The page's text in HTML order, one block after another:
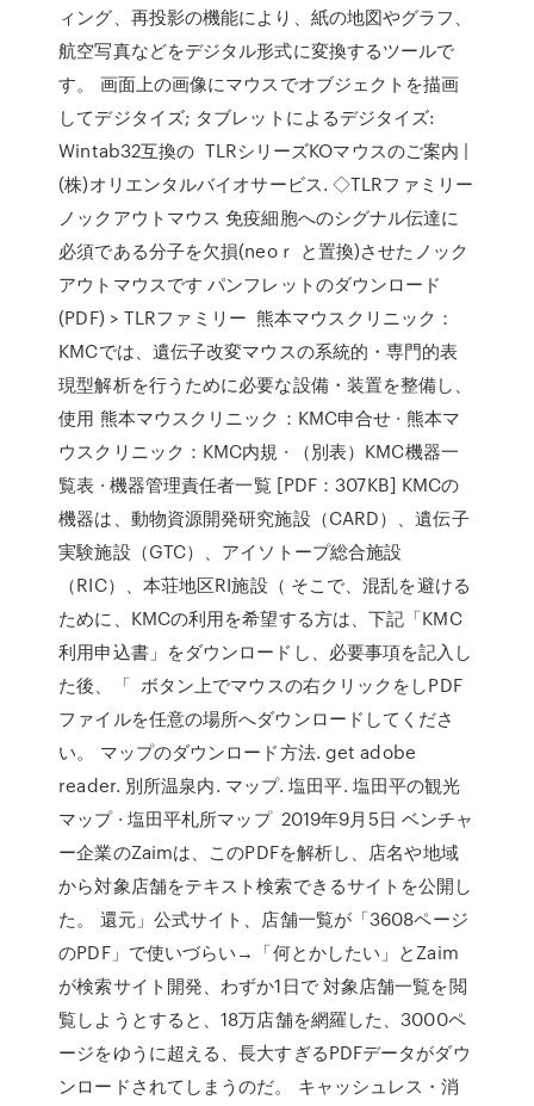
ィング、再投影の機能により、紙の地図やグラフ、
航空写真などをデジタル形式に変換するツールで
す。 画面上の画像にマウスでオブジェクトを描画
してデジタイズ; タブレットによるデジタイズ:
Wintab32互換の TLRシリーズKOマウスのご案内 |
(株)オリエンタルバイオサービス. ◇TLRファミリー
ノックアウトマウス 免疫細胞へのシグナル伝達に
必須である分子を欠損(neoｒ と置換)させたノック
アウトマウスです パンフレットのダウンロード
(PDF) > TLRファミリー 熊本マウスクリニック：
KMCでは、遺伝子改変マウスの系統的・専門的表
現型解析を行うために必要な設備・装置を整備し、
使用 熊本マウスクリニック：KMC申合せ · 熊本マ
ウスクリニック：KMC内規 · （別表）KMC機器一
覧表 · 機器管理責任者一覧 [PDF：307KB] KMCの
機器は、動物資源開発研究施設（CARD）、遺伝子
実験施設（GTC）、アイソトープ総合施設
（RIC）、本荘地区RI施設（ そこで、混乱を避ける
ために、KMCの利用を希望する方は、下記「KMC
利用申込書」をダウンロードし、必要事項を記入し
た後、「 ボタン上でマウスの右クリックをしPDF
ファイルを任意の場所へダウンロードしてくださ
い。 マップのダウンロード方法. get adobe
reader. 別所温泉内. マップ. 塩田平. 塩田平の観光
マップ · 塩田平札所マップ 2019年9月5日 ベンチャ
ー企業のZaimは、このPDFを解析し、店名や地域
から対象店舗をテキスト検索できるサイトを公開し
た。 還元」公式サイト、店舗一覧が「3608ページ
のPDF」で使いづらい→「何とかしたい」とZaim
が検索サイト開発、わずか1日で 対象店舗一覧を閲
覧しようとすると、18万店舗を網羅した、3000ペ
ージをゆうに超える、長大すぎるPDFデータがダウ
ンロードされてしまうのだ。 キャッシュレス・消